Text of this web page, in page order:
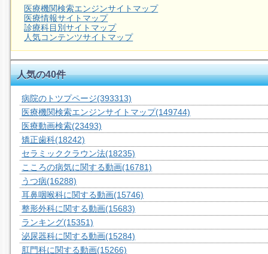
医療機関検索エンジンサイトマップ
医療情報サイトマップ
診療科目別サイトマップ
人気コンテンツサイトマップ
人気の40件
病院のトツプページ(393313)
医療機関検索エンジンサイトマップ(149744)
医療動画検索(23493)
矯正歯科(18242)
セラミッククラウン法(18235)
こころの病気に関する動画(16781)
うつ病(16288)
耳鼻咽喉科に関する動画(15746)
整形外科に関する動画(15683)
ランキング(15351)
泌尿器科に関する動画(15284)
肛門科に関する動画(15266)